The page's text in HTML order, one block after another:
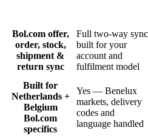
Bol.com offer,
order, stock,
shipment &
return sync
Full two-way sync
built for your
account and
fulfilment model
Built for
Netherlands +
Belgium
Bol.com
specifics
Yes — Benelux
markets, delivery
codes and
language handled